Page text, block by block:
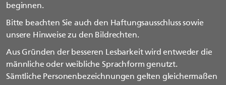
beginnen.
Bitte beachten Sie auch den Haftungsausschluss sowie
unsere Hinweise zu den Bildrechten.
Aus Gründen der besseren Lesbarkeit wird entweder die
männliche oder weibliche Sprachform genutzt.
Sämtliche Personenbezeichnungen gelten gleichermaßen